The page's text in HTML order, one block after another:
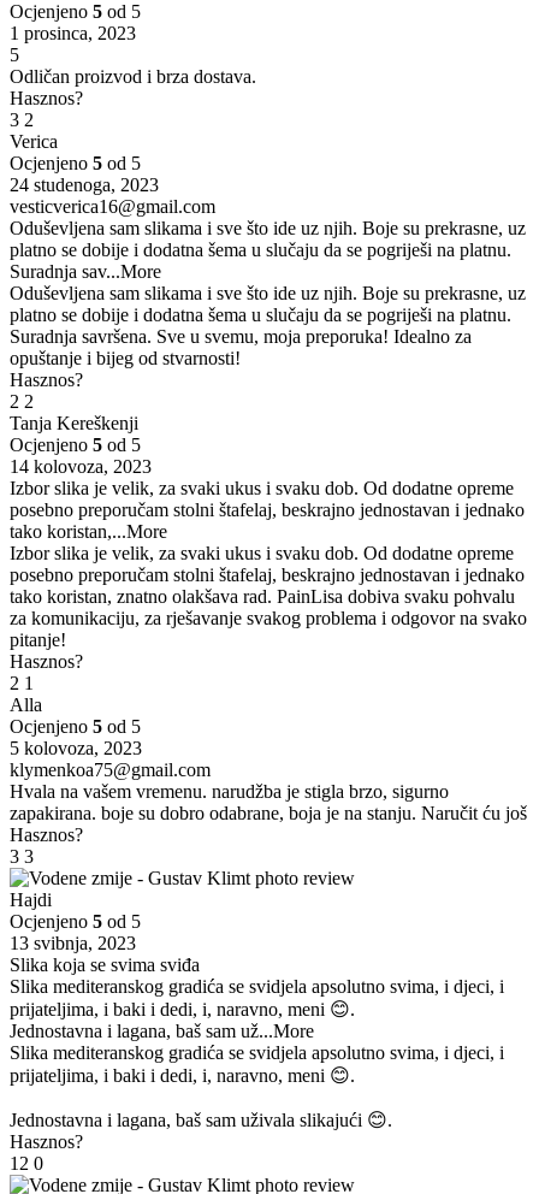
Ocjenjeno 5 od 5
1 prosinca, 2023
5
Odličan proizvod i brza dostava.
Hasznos?
3 2
Verica
Ocjenjeno 5 od 5
24 studenoga, 2023
vesticverica16@gmail.com
Oduševljena sam slikama i sve što ide uz njih. Boje su prekrasne, uz
platno se dobije i dodatna šema u slučaju da se pogriješi na platnu.
Suradnja sav...More
Oduševljena sam slikama i sve što ide uz njih. Boje su prekrasne, uz
platno se dobije i dodatna šema u slučaju da se pogriješi na platnu.
Suradnja savršena. Sve u svemu, moja preporuka! Idealno za
opuštanje i bijeg od stvarnosti!
Hasznos?
2 2
Tanja Kereškenji
Ocjenjeno 5 od 5
14 kolovoza, 2023
Izbor slika je velik, za svaki ukus i svaku dob. Od dodatne opreme
posebno preporučam stolni štafelaj, beskrajno jednostavan i jednako
tako koristan,...More
Izbor slika je velik, za svaki ukus i svaku dob. Od dodatne opreme
posebno preporučam stolni štafelaj, beskrajno jednostavan i jednako
tako koristan, znatno olakšava rad. PainLisa dobiva svaku pohvalu
za komunikaciju, za rješavanje svakog problema i odgovor na svako
pitanje!
Hasznos?
2 1
Alla
Ocjenjeno 5 od 5
5 kolovoza, 2023
klymenkoa75@gmail.com
Hvala na vašem vremenu. narudžba je stigla brzo, sigurno
zapakirana. boje su dobro odabrane, boja je na stanju. Naručit ću još
Hasznos?
3 3
Hajdi
Ocjenjeno 5 od 5
13 svibnja, 2023
Slika koja se svima sviđa
Slika mediteranskog gradića se svidjela apsolutno svima, i djeci, i
prijateljima, i baki i dedi, i, naravno, meni 😊.
Jednostavna i lagana, baš sam už...More
Slika mediteranskog gradića se svidjela apsolutno svima, i djeci, i
prijateljima, i baki i dedi, i, naravno, meni 😊.
Jednostavna i lagana, baš sam uživala slikajući 😊.
Hasznos?
12 0